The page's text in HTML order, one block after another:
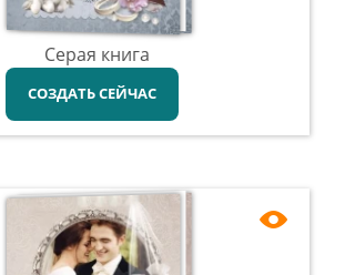
Серая книга
СОЗДАТЬ СЕЙЧАС